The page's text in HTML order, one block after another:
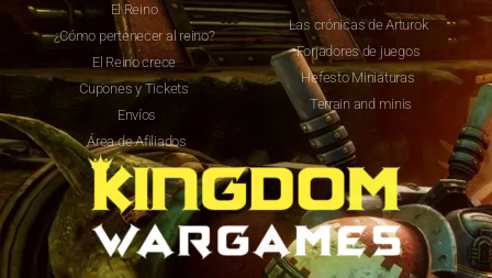
El Reino
¿Cómo pertenecer al reino?
El Reino crece
Cupones y Tickets
Envíos
Área de Afiliados
Las crónicas de Arturok
Forjadores de juegos
Hefesto Miniaturas
Terrain and minis